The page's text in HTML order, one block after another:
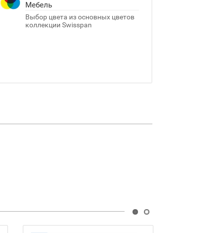
Мебель
Выбор цвета из основных цветов
коллекции Swisspan